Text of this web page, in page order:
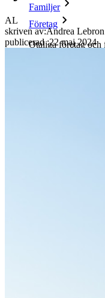
Familjer
Företag
Otaliga företag och
AL
skriven av:Andrea Lebron
publicerad:22 maj 2024